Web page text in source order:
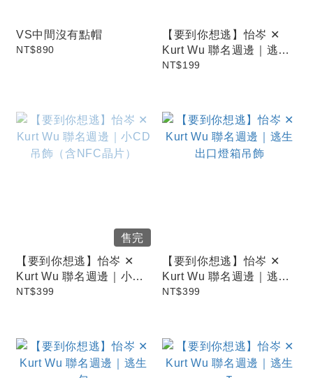
VS中間沒有點帽
NT$890
【要到你想逃】怡岑 ✕
Kurt Wu 聯名週邊｜逃生
貼
NT$199
售完
【要到你想逃】怡岑 ✕
Kurt Wu 聯名週邊｜小CD
吊飾（含NFC晶片）
NT$399
【要到你想逃】怡岑 ✕
Kurt Wu 聯名週邊｜逃生
出口燈箱吊飾
NT$399